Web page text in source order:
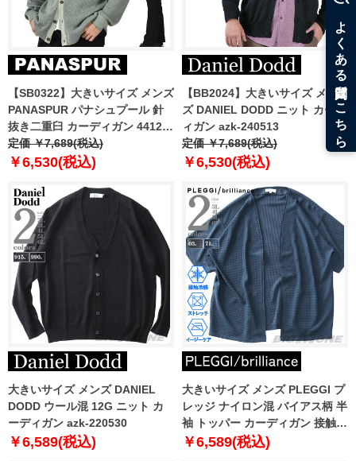
【SB0322】大きいサイズ メンズ
PANASPUR パナシュプール 針
抜き二重臼 カーディガン 4412-
809
定価 ￥7,689(税込)
￥6,530(税込)
【BB2024】大きいサイズ メン
ズ DANIEL DODD ニット カーデ
ィガン azk-240513
定価 ￥7,689(税込)
￥6,530(税込)
大きいサイズ メンズ DANIEL
DODD ウール混 12G ニット カ
ーディガン azk-220530
￥6,589(税込)
大きいサイズ メンズ PLEGGI プ
レッジ ナイロン混 バイアス柄 半
袖 トッパー カーディガン 接触冷
感 ストレッチ イージーケア 65-
￥6,589(税込)